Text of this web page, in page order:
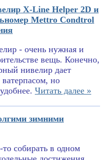
X-Line Helper 2D и
Mettro Condtrol
- очень нужная и
вещь. Конечно,
нивелир дает
но
Читать далее »
зимними
то собирать в одном